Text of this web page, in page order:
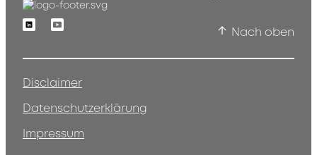
LinkedinYoutube
Nach oben
Disclaimer
Datenschutzerklärung
Impressum